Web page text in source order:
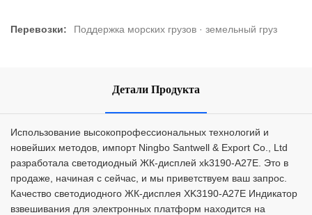
Перевозки: Поддержка морских грузов · земельный груз
Детали Продукта
Использование высокопрофессиональных технологий и
новейших методов, импорт Ningbo Santwell & Export Co., Ltd
разработала светодиодный ЖК-дисплей xk3190-A27E. Это в
продаже, начиная с сейчас, и мы приветствуем ваш запрос.
Качество светодиодного ЖК-дисплея XK3190-A27E Индикатор
взвешивания для электронных платформ находится на